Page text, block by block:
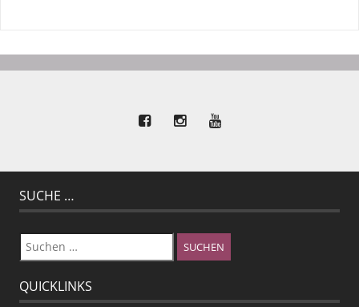
SUCHE …
Suchen
nach:
QUICKLINKS